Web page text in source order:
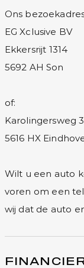
Ons
EG Xclusive BV
Ekkersrijt 1314
5692 AH Son
of:
Karolingersweg
5616 HX
Wilt u een auto
voren om een
wij dat de auto